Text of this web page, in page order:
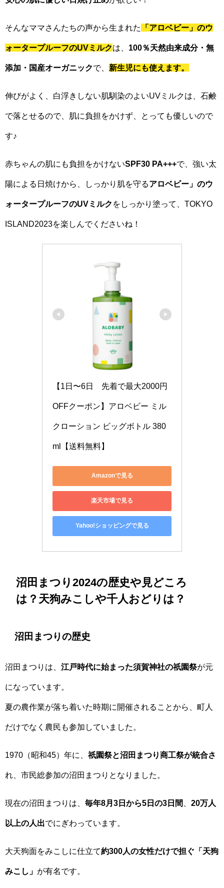
そんなママさんたちの声から生まれた 「アロベビー」のウ
ォータープルーフのUVミルクは、 100％天然由来成分・無
添加・国産オーガニックで、 新生児にも使えます。
伸びがよく、白浮きしない肌馴染のよいUVミルクは、石鹸
で落とせるので、肌に負担をかけず、とっても優しいので
す♪
赤ちゃんの肌にも負担をかけないSPF30 PA+++で、強い太
陽による日焼けから、しっかり肌を守るアロベビー」のウ
ォータープルーフのUVミルク をしっかり塗って、TOKYO
ISLAND2023を楽しんでくださいね！
【1日〜6日　先着で最大2000円
OFFクーポン】アロベビー ミル
クローション ビッグボトル 380
ml【送料無料】
Amazonで見る
楽天市場で見る
Yahoo!ショッピングで見る
沼田まつり2024の歴史や見どころ
は？天狗みこしや千人おどりは？
沼田まつりの歴史
沼田まつりは、 江戸時代に始まった須賀神社の祇園祭が元
になっています。
夏の農作業が落ち着いた時期に開催されることから、町人
だけでなく農民も参加していました。
1970（昭和45）年に、 祇園祭と沼田まつり商工祭が統合さ
れ、市民総参加の沼田まつりとなりました。
現在の沼田まつりは、 毎年8月3日から5日の3日間 20万人
以上の人出でにぎわっています。
大天狗面をみこしに仕立て約300人の女性だけで担ぐ「天狗
みこし」 が有名です。